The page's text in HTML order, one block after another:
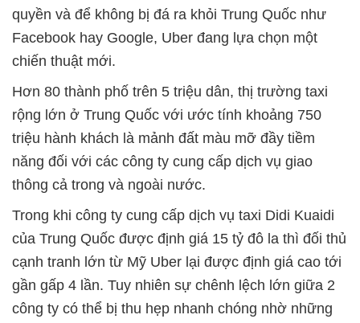
quyền và để không bị đá ra khỏi Trung Quốc như
Facebook hay Google, Uber đang lựa chọn một
chiến thuật mới.
Hơn 80 thành phố trên 5 triệu dân, thị trường taxi
rộng lớn ở Trung Quốc với ước tính khoảng 750
triệu hành khách là mảnh đất màu mỡ đầy tiềm
năng đối với các công ty cung cấp dịch vụ giao
thông cả trong và ngoài nước.
Trong khi công ty cung cấp dịch vụ taxi Didi Kuaidi
của Trung Quốc được định giá 15 tỷ đô la thì đối thủ
cạnh tranh lớn từ Mỹ Uber lại được định giá cao tới
gần gấp 4 lần. Tuy nhiên sự chênh lệch lớn giữa 2
công ty có thể bị thu hẹp nhanh chóng nhờ những